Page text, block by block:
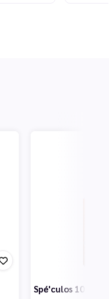
Spé'culos 10 ml -